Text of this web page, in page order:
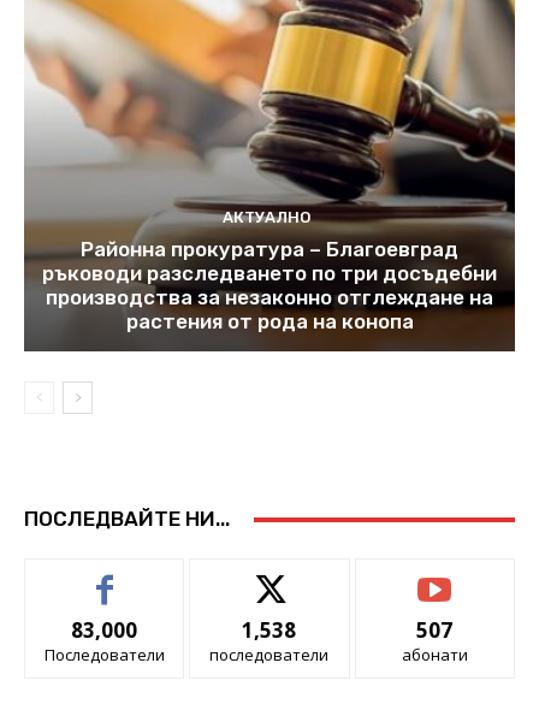
АКТУАЛНО
Районна прокуратура – Благоевград
ръководи разследването по три досъдебни
производства за незаконно отглеждане на
растения от рода на конопа
ПОСЛЕДВАЙТЕ НИ...
83,000
Последователи
1,538
последователи
507
абонати